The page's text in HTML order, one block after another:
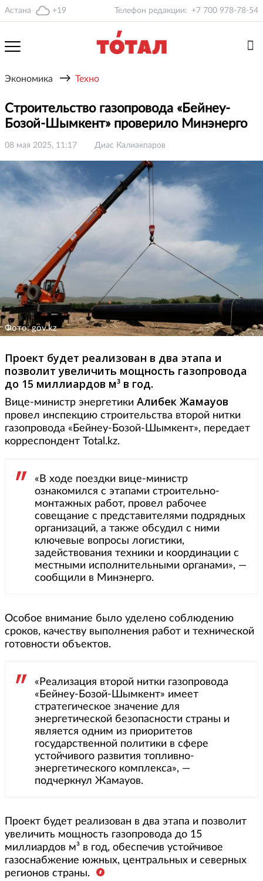
Астана +19 Телефон редакции: +7 700 978-78-54
Экономика → Техно
Строительство газопровода «Бейнеу-
Бозой-Шымкент» проверило Минэнерго
08 мая 2025, 11:17 Диас Калиакпаров
Фото: gov.kz
Проект будет реализован в два этапа и
позволит увеличить мощность газопровода
до 15 миллиардов м³ в год.
Вице-министр энергетики Алибек Жамауов
провел инспекцию строительства второй нитки
газопровода «Бейнеу-Бозой-Шымкент», передает
корреспондент Total.kz.
«В ходе поездки вице-министр
ознакомился с этапами строительно-
монтажных работ, провел рабочее
совещание с представителями подрядных
организаций, а также обсудил с ними
ключевые вопросы логистики,
задействования техники и координации с
местными исполнительными органами», —
сообщили в Минэнерго.
Особое внимание было уделено соблюдению
сроков, качеству выполнения работ и технической
готовности объектов.
«Реализация второй нитки газопровода
«Бейнеу-Бозой-Шымкент» имеет
стратегическое значение для
энергетической безопасности страны и
является одним из приоритетов
государственной политики в сфере
устойчивого развития топливно-
энергетического комплекса», —
подчеркнул Жамауов.
Проект будет реализован в два этапа и позволит
увеличить мощность газопровода до 15
миллиардов м³ в год, обеспечив устойчивое
газоснабжение южных, центральных и северных
регионов страны.